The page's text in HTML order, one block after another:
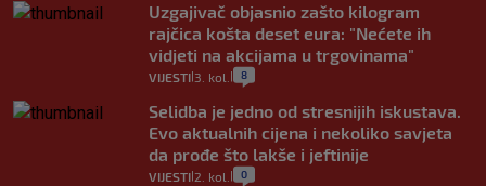
Uzgajivač objasnio zašto kilogram
rajčica košta deset eura: "Nećete ih
vidjeti na akcijama u trgovinama"
VIJESTI 3. kol. 8
Selidba je jedno od stresnijih iskustava.
Evo aktualnih cijena i nekoliko savjeta
da prođe što lakše i jeftinije
VIJESTI 2. kol. 0